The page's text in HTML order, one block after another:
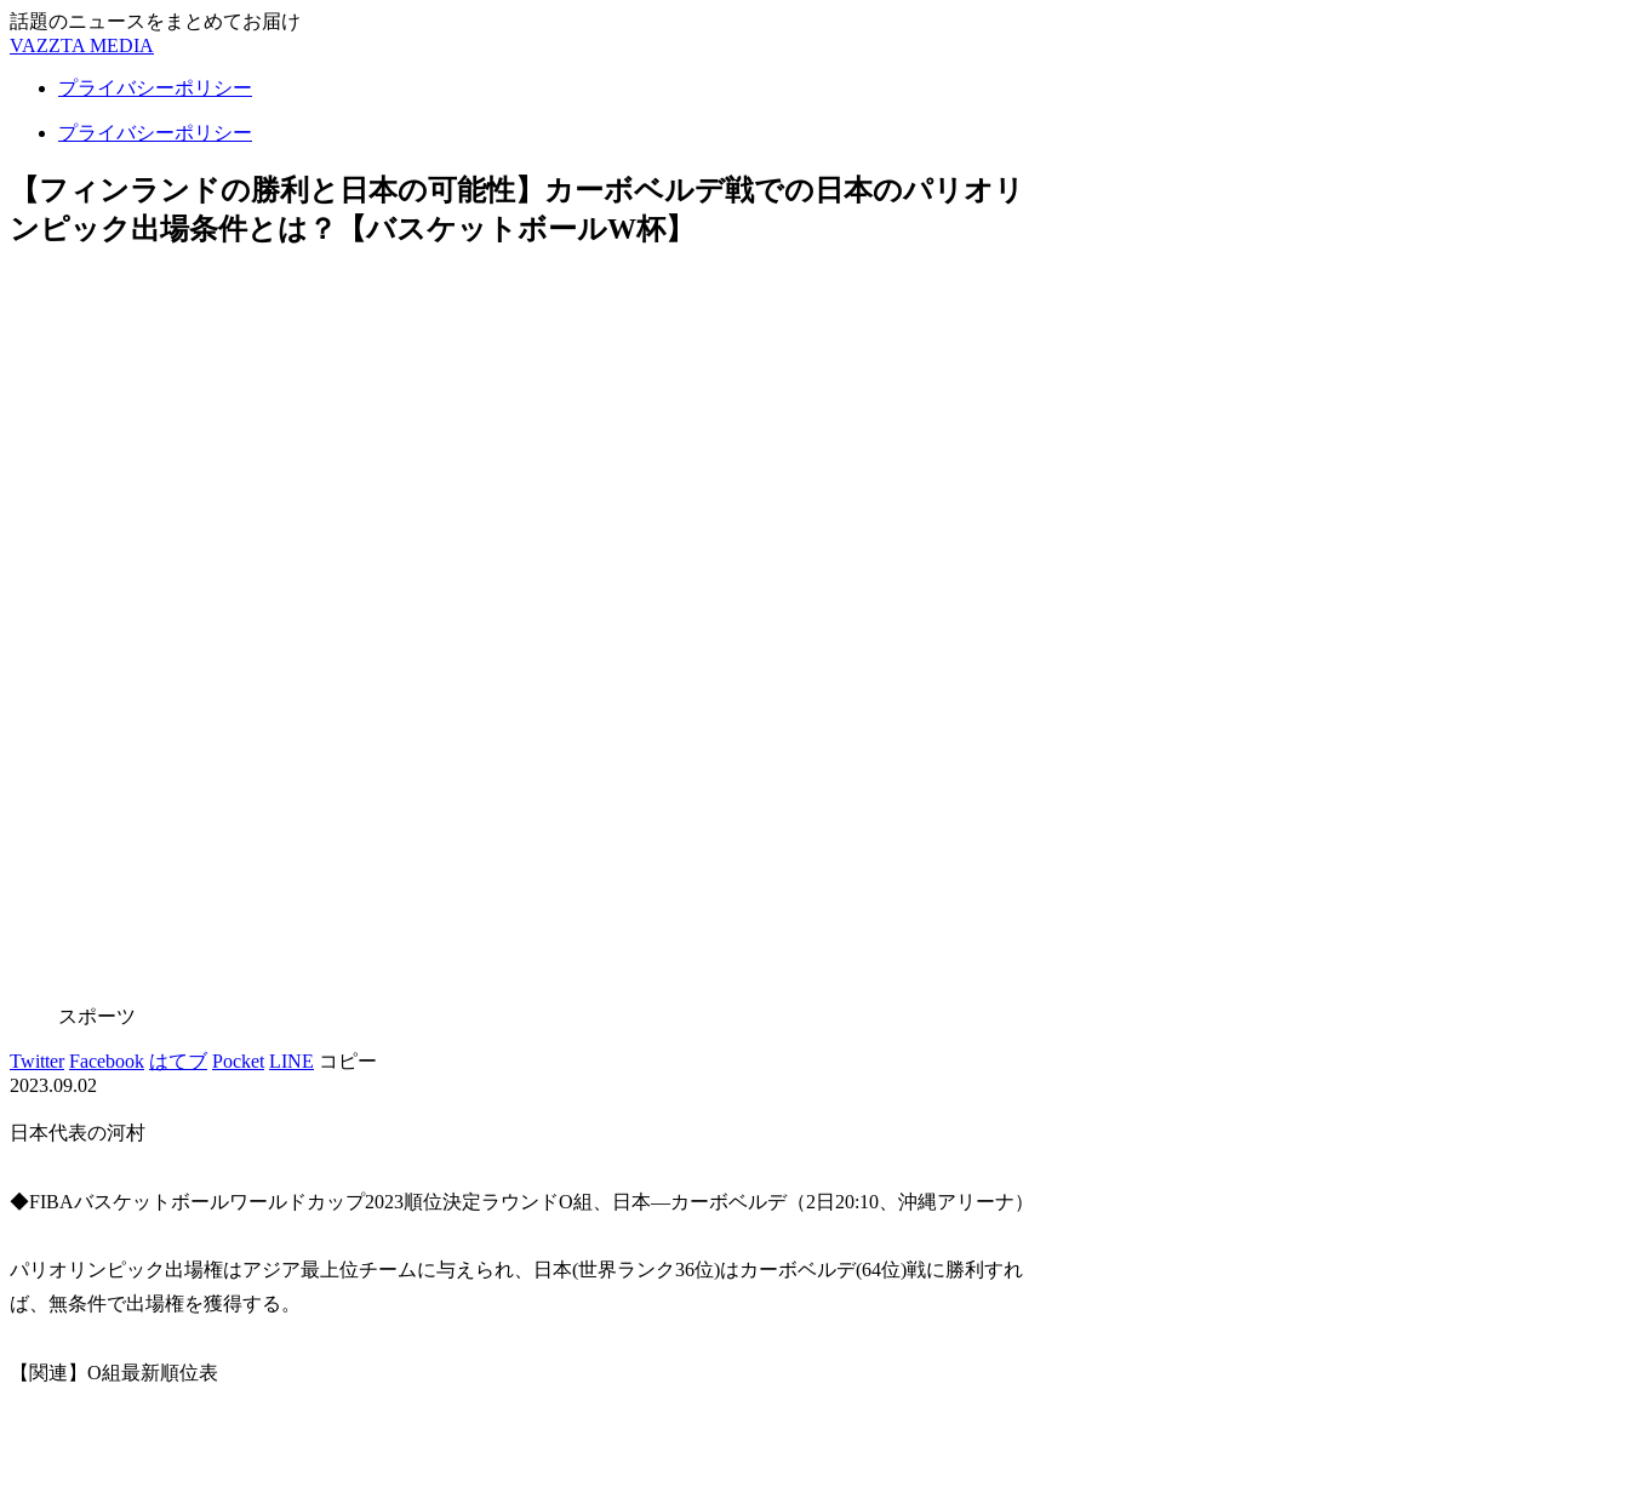
話題のニュースをまとめてお届け
VAZZTA MEDIA
プライバシーポリシー
プライバシーポリシー
【フィンランドの勝利と日本の可能性】カーボベルデ戦での日本のパリオリ
ンピック出場条件とは？【バスケットボールW杯】
スポーツ
Twitter Facebook はてブ Pocket LINE コピー
2023.09.02
日本代表の河村
◆FIBAバスケットボールワールドカップ2023順位決定ラウンドO組、日本―カーボベルデ（2日20:10、沖縄アリーナ）
パリオリンピック出場権はアジア最上位チームに与えられ、日本(世界ランク36位)はカーボベルデ(64位)戦に勝利すれ
ば、無条件で出場権を獲得する。
【関連】O組最新順位表